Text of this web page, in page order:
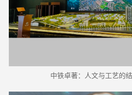
中铁卓著：人文与工艺的